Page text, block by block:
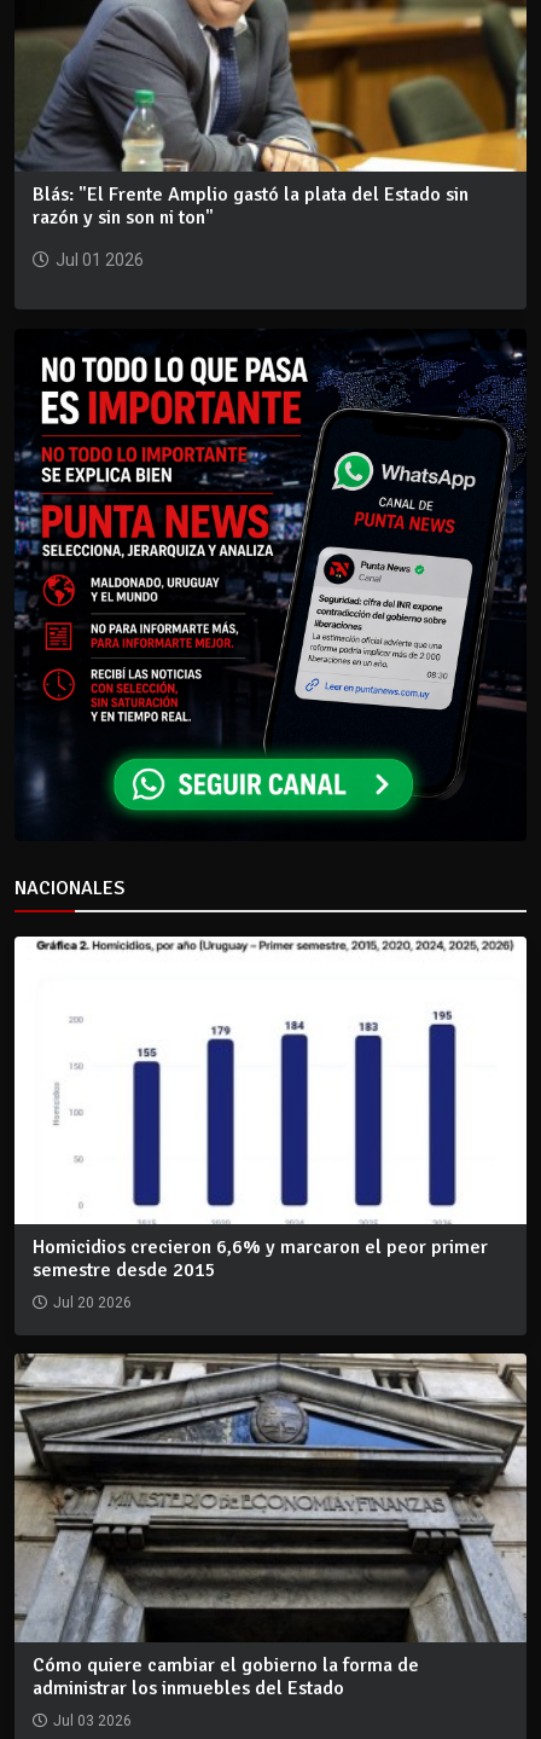
Blás: "El Frente Amplio gastó la plata del Estado sin
razón y sin son ni ton"
Jul 01 2026
NACIONALES
Homicidios crecieron 6,6% y marcaron el peor primer
semestre desde 2015
Jul 20 2026
Cómo quiere cambiar el gobierno la forma de
administrar los inmuebles del Estado
Jul 03 2026